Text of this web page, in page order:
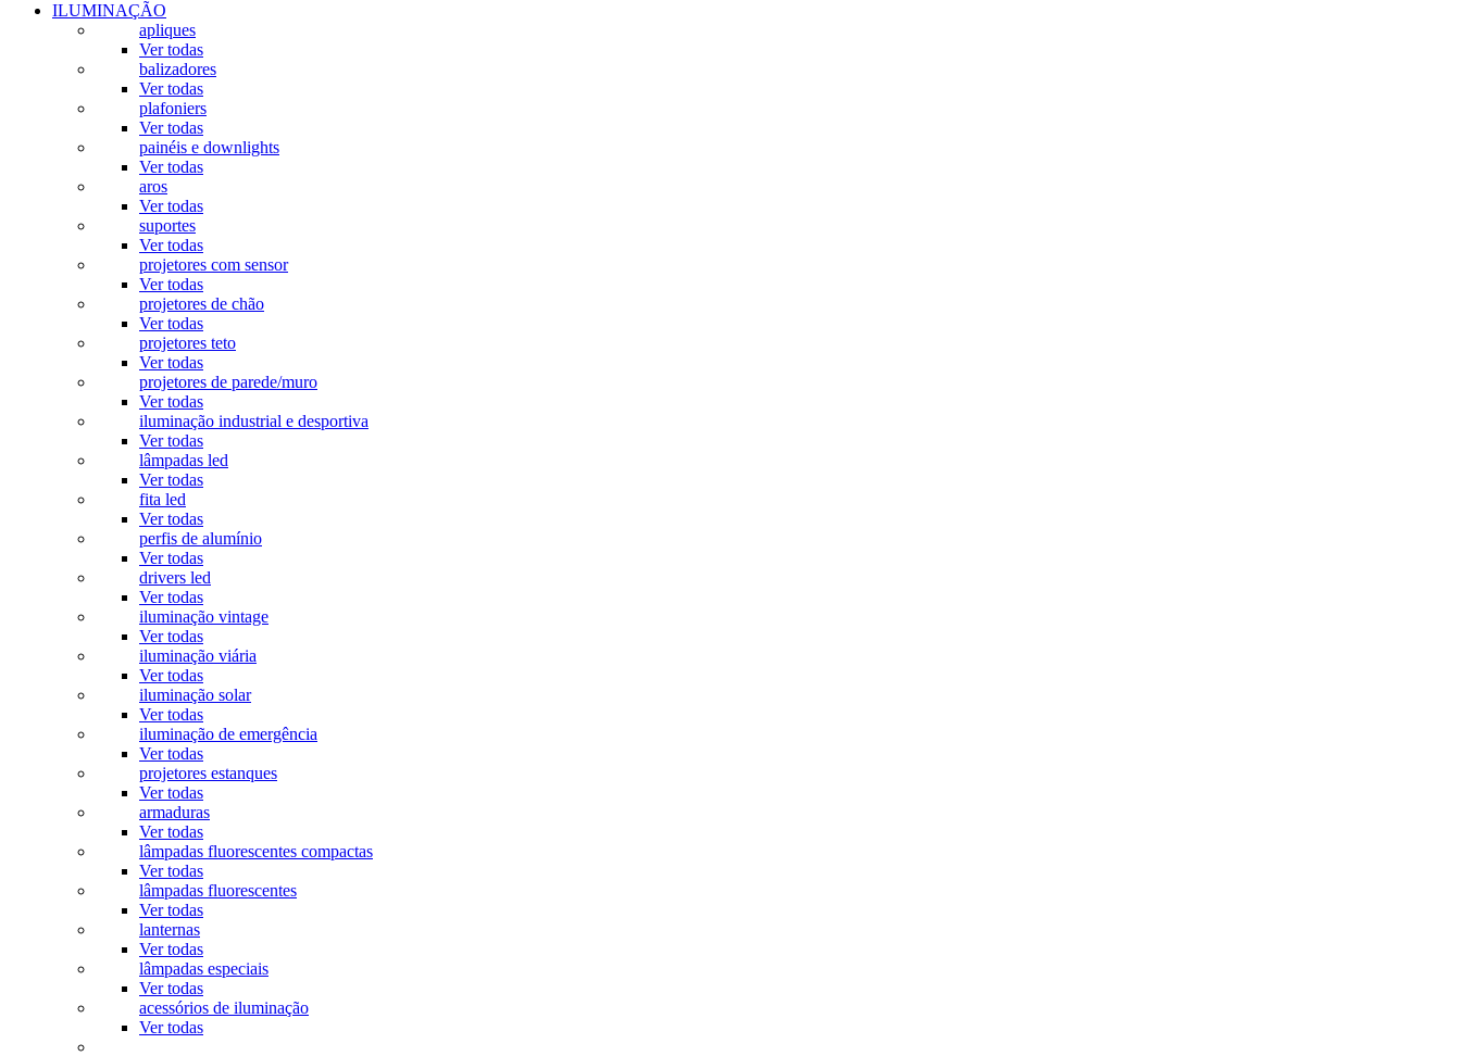
ILUMINAÇÃO
apliques
Ver todas
balizadores
Ver todas
plafoniers
Ver todas
painéis e downlights
Ver todas
aros
Ver todas
suportes
Ver todas
projetores com sensor
Ver todas
projetores de chão
Ver todas
projetores teto
Ver todas
projetores de parede/muro
Ver todas
iluminação industrial e desportiva
Ver todas
lâmpadas led
Ver todas
fita led
Ver todas
perfis de alumínio
Ver todas
drivers led
Ver todas
iluminação vintage
Ver todas
iluminação viária
Ver todas
iluminação solar
Ver todas
iluminação de emergência
Ver todas
projetores estanques
Ver todas
armaduras
Ver todas
lâmpadas fluorescentes compactas
Ver todas
lâmpadas fluorescentes
Ver todas
lanternas
Ver todas
lâmpadas especiais
Ver todas
acessórios de iluminação
Ver todas